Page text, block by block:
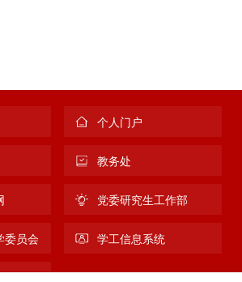
个人门户
教务处
党委研究生工作部
委员会 学工信息系统